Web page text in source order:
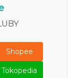
Shopee
Tokopedia